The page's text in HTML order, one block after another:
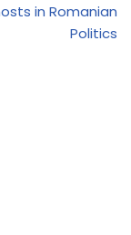
in Romanian
Politics